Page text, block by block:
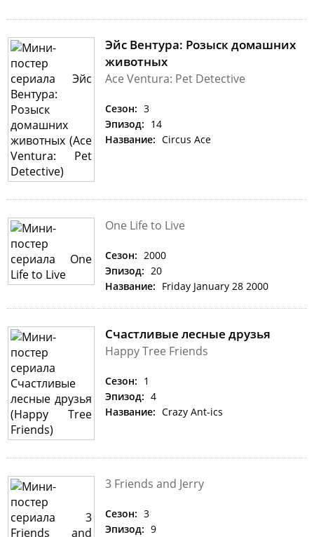
Эйс Вентура: Розыск домашних
животных
Ace Ventura: Pet Detective
Сезон: 3
Эпизод: 14
Название: Circus Ace
One Life to Live
Сезон: 2000
Эпизод: 20
Название: Friday January 28 2000
Счастливые лесные друзья
Happy Tree Friends
Сезон: 1
Эпизод: 4
Название: Crazy Ant-ics
3 Friends and Jerry
Сезон: 3
Эпизод: 9